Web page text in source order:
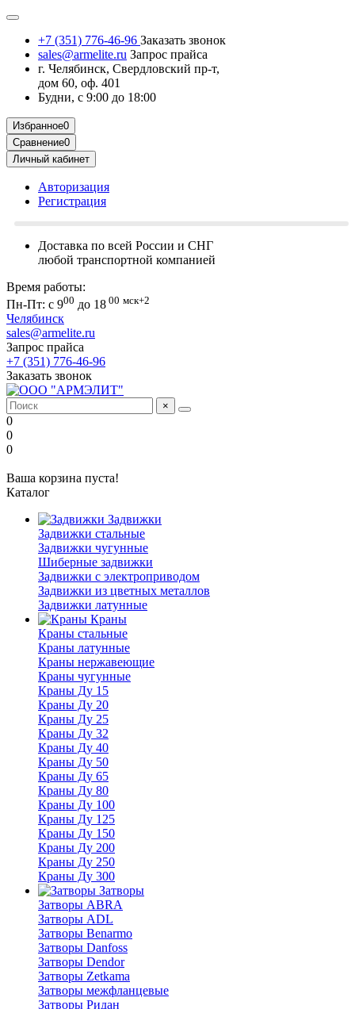
+7 (351) 776-46-96 Заказать звонок
sales@armelite.ru Запрос прайса
г. Челябинск, Свердловский пр-т,
дом 60, оф. 401
Будни, с 9:00 до 18:00
Избранное0
Сравнение0
Личный кабинет
Авторизация
Регистрация
Доставка по всей России и СНГ
любой транспортной компанией
Время работы:
Пн-Пт: с 900 до 18 00 мск+2
Челябинск
sales@armelite.ru
Запрос прайса
+7 (351) 776-46-96
Заказать звонок
×
0
0
0
Ваша корзина пуста!
Каталог
Задвижки
Задвижки стальные
Задвижки чугунные
Шиберные задвижки
Задвижки с электроприводом
Задвижки из цветных металлов
Задвижки латунные
Краны
Краны стальные
Краны латунные
Краны нержавеющие
Краны чугунные
Краны Ду 15
Краны Ду 20
Краны Ду 25
Краны Ду 32
Краны Ду 40
Краны Ду 50
Краны Ду 65
Краны Ду 80
Краны Ду 100
Краны Ду 125
Краны Ду 150
Краны Ду 200
Краны Ду 250
Краны Ду 300
Затворы
Затворы ABRA
Затворы ADL
Затворы Benarmo
Затворы Danfoss
Затворы Dendor
Затворы Zetkama
Затворы межфланцевые
Затворы Ридан